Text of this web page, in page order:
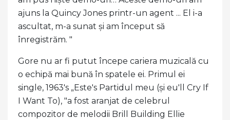
ajuns la Quincy Jones printr-un agent ... El i-a
ascultat, m-a sunat și am început să
înregistrăm. "
Gore nu ar fi putut începe cariera muzicală cu
o echipă mai bună în spatele ei. Primul ei
single, 1963's „Este's Partidul meu (și eu'll Cry If
I Want To), "a fost aranjat de celebrul
compozitor de melodii Brill Building Ellie